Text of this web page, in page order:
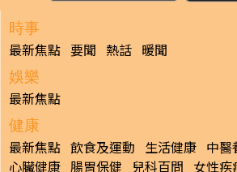
時事
最新焦點 要聞 熱話 暖聞
娛樂
最新焦點
健康
最新焦點 飲食及運動 生活健康 中醫
心臟健康 腸胃保健 兒科百問 女性疾